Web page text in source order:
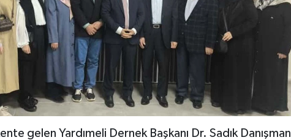
gelen Yardımeli Dernek Başkanı Dr. Sadık Danışman